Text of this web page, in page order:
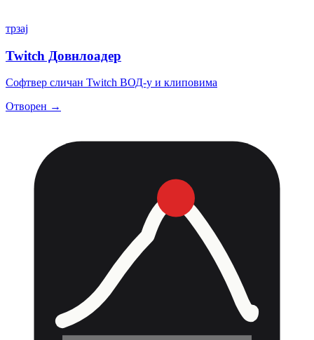
трзај
Twitch Довнлоадер
Софтвер сличан Twitch ВОД-у и клиповима
Отворен →